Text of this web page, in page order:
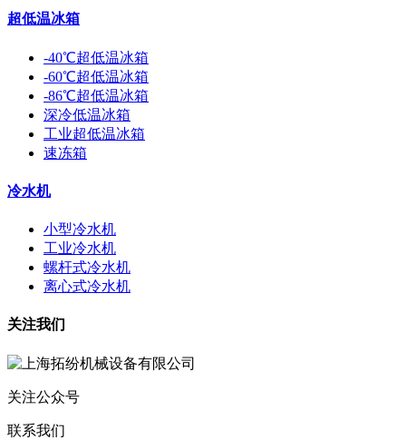
超低温冰箱
-40℃超低温冰箱
-60℃超低温冰箱
-86℃超低温冰箱
深冷低温冰箱
工业超低温冰箱
速冻箱
冷水机
小型冷水机
工业冷水机
螺杆式冷水机
离心式冷水机
关注我们
关注公众号
联系我们